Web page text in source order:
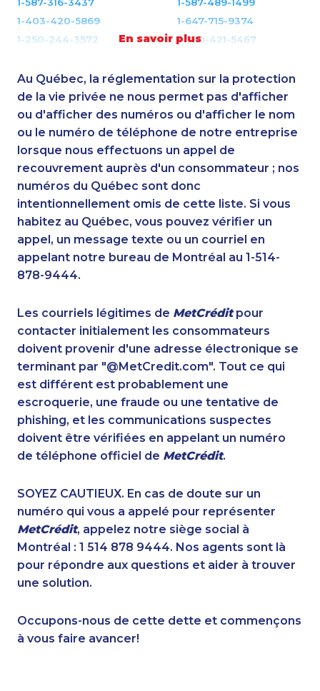
En savoir plus
1-403-420-5869
1-647-715-9374
1-250-244-3572
1-780-421-5467
1-778-589-5280
1-587-319-2147
1-587-328-6608
1-778-401-2209
1-289-777-9450
1-587-319-2136
1-604-696-3030
1-587-328-6640
1-647-715-6069
1-438-289-3593
1-780-420-2379
1-587-319-2099
1-416-907-3027
1-780-423-5702
1-437-900-0338
1-587-316-3396
1-587-328-6624
1-778-401-2181
1-647-715-9372
1-877-788-1755
1-780-421-5470
1-778-401-2230
1-437-900-0352
1-418-615-3020
1-587-319-2116
1-587-319-2132
1-866-934-3908
1-437-900-0335
1-587-316-3425
1-587-328-6530
1-579-267-0752
1-587-316-3414
1-800-835-7094
1-587-328-6525
1-888-999-8302
1-437-900-0354
1-416-916-0308
1-778-401-7407
1-506-300-4127
1-514-448-1274
1-250-276-4108
1-587-328-6610
1-905-819-8939
1-647-361-8352
1-902-201-9375
1-844-491-3259
1-587-319-2134
Au Québec, la réglementation sur la protection
de la vie privée ne nous permet pas d'afficher
ou d'afficher des numéros ou d'afficher le nom
ou le numéro de téléphone de notre entreprise
lorsque nous effectuons un appel de
recouvrement auprès d'un consommateur ; nos
numéros du Québec sont donc
intentionnellement omis de cette liste. Si vous
habitez au Québec, vous pouvez vérifier un
appel, un message texte ou un courriel en
appelant notre bureau de Montréal au 1-514-
878-9444.
Les courriels légitimes de MetCréditpour
contacter initialement les consommateurs
doivent provenir d'une adresse électronique se
terminant par "@MetCredit.com". Tout ce qui
est différent est probablement une
escroquerie, une fraude ou une tentative de
phishing, et les communications suspectes
doivent être vérifiées en appelant un numéro
de téléphone officiel de MetCrédit.
SOYEZ CAUTIEUX. En cas de doute sur un
numéro qui vous a appelé pour représenter
MetCrédit, appelez notre siège social à
Montréal : 1 514 878 9444. Nos agents sont là
pour répondre aux questions et aider à trouver
une solution.
Occupons-nous de cette dette et commençons
à vous faire avancer!